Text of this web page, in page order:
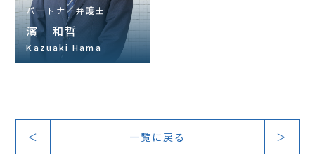
パートナー弁護士
濱 和哲
Kazuaki Hama
＜ 一覧に戻る ＞